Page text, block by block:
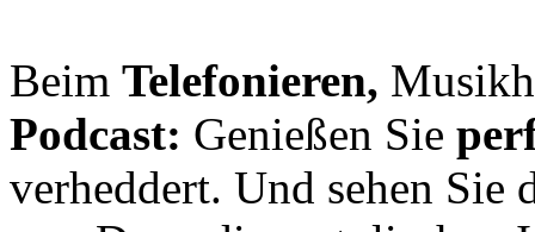
Beim Telefonieren,
Podcast: Genießen Sie
verheddert. Und sehen Sie